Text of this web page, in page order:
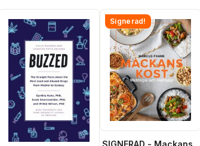
Signerad!